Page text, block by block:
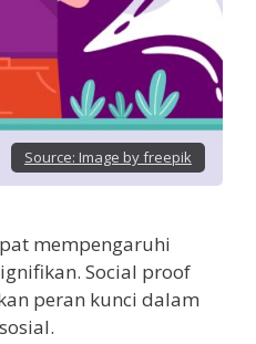
Source: Image by freepik
mempengaruhi
Social proof
peran kunci dalam